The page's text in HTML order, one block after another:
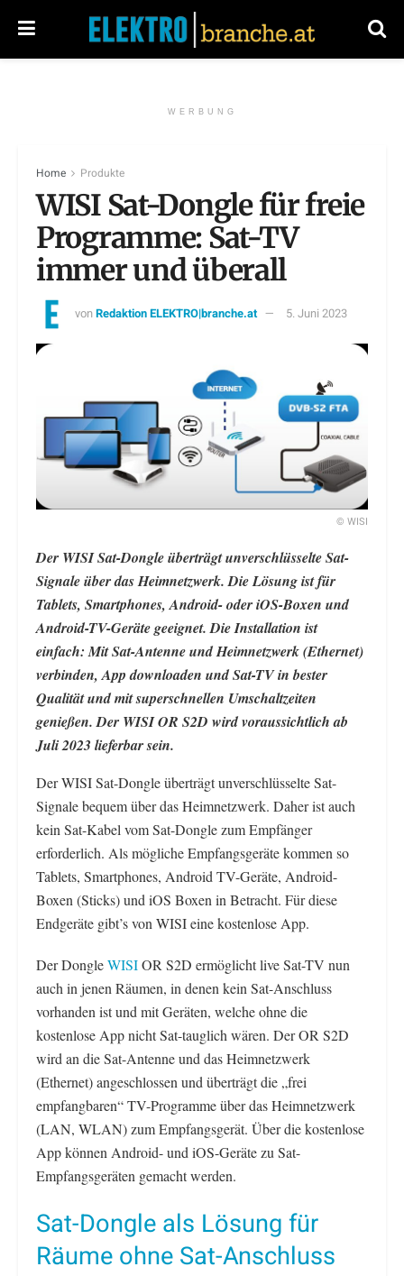
WERBUNG
Home Produkte
WISI Sat-Dongle für freie
Programme: Sat-TV
immer und überall
vonRedaktion ELEKTRO|branche.at 5. Juni 2023
© WISI
Der WISI Sat-Dongle überträgt unverschlüsselte Sat-
Signale über das Heimnetzwerk. Die Lösung ist für
Tablets, Smartphones, Android- oder iOS-Boxen und
Android-TV-Geräte geeignet. Die Installation ist
einfach: Mit Sat-Antenne und Heimnetzwerk (Ethernet)
verbinden, App downloaden und Sat-TV in bester
Qualität und mit superschnellen Umschaltzeiten
genießen. Der WISI OR S2D wird voraussichtlich ab
Juli 2023 lieferbar sein.
Der WISI Sat-Dongle überträgt unverschlüsselte Sat-
Signale bequem über das Heimnetzwerk. Daher ist auch
kein Sat-Kabel vom Sat-Dongle zum Empfänger
erforderlich. Als mögliche Empfangsgeräte kommen so
Tablets, Smartphones, Android TV-Geräte, Android-
Boxen (Sticks) und iOS Boxen in Betracht. Für diese
Endgeräte gibt’s von WISI eine kostenlose App.
Der DongleWISIOR S2D ermöglicht live Sat-TV nun
auch in jenen Räumen, in denen kein Sat-Anschluss
vorhanden ist und mit Geräten, welche ohne die
kostenlose App nicht Sat-tauglich wären. Der OR S2D
wird an die Sat-Antenne und das Heimnetzwerk
(Ethernet) angeschlossen und überträgt die „frei
empfangbaren“ TV-Programme über das Heimnetzwerk
(LAN, WLAN) zum Empfangsgerät. Über die kostenlose
App können Android- und iOS-Geräte zu Sat-
Empfangsgeräten gemacht werden.
Sat-Dongle als Lösung für
Räume ohne Sat-Anschluss